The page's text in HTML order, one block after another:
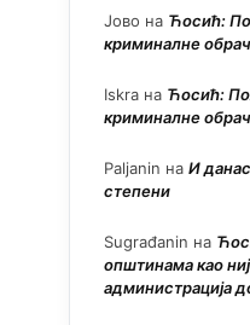
Јово на Ћосић:
криминалне
Iskra на Ћосић:
криминалне
Paljanin на И
степени
Sugrađanin на
општинама као
администрација